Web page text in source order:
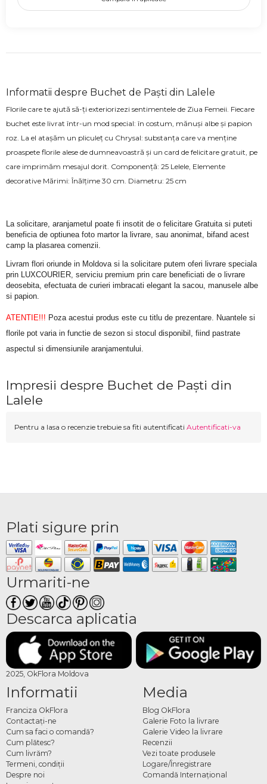
Informatii despre Buchet de Paști din Lalele
Florile care te ajută să-ți exteriorizezi sentimentele de Ziua Femeii. Fiecare
buchet este livrat într-un mod special: în costum, mănuși albe și papion
roz. La el atașăm un pliculeț cu Chrysal: substanța care va menține
proaspete florile alese de dumneavoastră și un card de felicitare gratuit, pe
care imprimăm mesajul dorit. Componență: 25 Lelele, Elemente
decorative Mărimi: Înălțime 30 cm. Diametru: 25 cm
La solicitare, aranjametul poate fi insotit de o felicitare Gratuita si puteti
beneficia de optiunea foto martor la livrare, sau anonimat, bifand acest
camp la plasarea comenzii.
Livram flori oriunde in Moldova si la solicitare putem oferi livrare speciala
prin LUXCOURIER, serviciu premium prin care beneficiati de o livrare
deosebita, efectuata de curieri imbracati elegant la sacou, manusele albe
si papion.
ATENTIE!!! Poza acestui produs este cu titlu de prezentare. Nuantele si
florile pot varia in functie de sezon si stocul disponibil, fiind pastrate
aspectul si dimensiunile aranjamentului.
Impresii despre Buchet de Paști din
Lalele
Pentru a lasa o recenzie trebuie sa fiti autentificati Autentificati-va
Plati sigure prin
Urmariti-ne
Descarca aplicatia
2025, OkFlora Moldova
Informatii
Franciza OkFlora
Contactaţi-ne
Cum sa faci o comandă?
Cum plătesc?
Cum livrăm?
Termeni, condiţii
Despre noi
Media
Blog OkFlora
Galerie Foto la livrare
Galerie Video la livrare
Recenzii
Vezi toate produsele
Logare/Înregistrare
Comandă Internațional